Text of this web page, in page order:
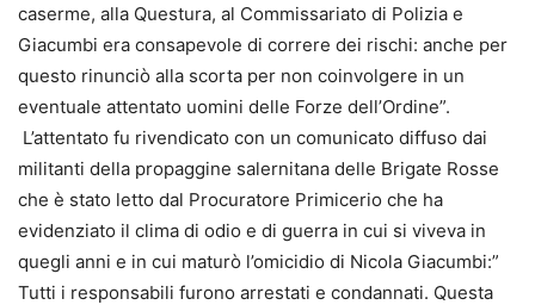
caserme, alla Questura, al Commissariato di Polizia e
Giacumbi era consapevole di correre dei rischi: anche per
questo rinunciò alla scorta per non coinvolgere in un
eventuale attentato uomini delle Forze dell’Ordine”.
L’attentato fu rivendicato con un comunicato diffuso dai
militanti della propaggine salernitana delle Brigate Rosse
che è stato letto dal Procuratore Primicerio che ha
evidenziato il clima di odio e di guerra in cui si viveva in
quegli anni e in cui maturò l’omicidio di Nicola Giacumbi:”
Tutti i responsabili furono arrestati e condannati. Questa